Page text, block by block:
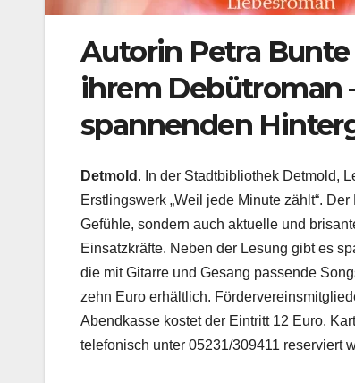
Autorin Petra
ihrem Debütroman
spannenden
Detmold . In der Stadtbibliothek Detmold,
Erstlingswerk „Weil jede Minute zählt“.
Gefühle, sondern auch aktuelle und
Einsatzkräfte. Neben der Lesung gibt es
die mit Gitarre und Gesang passende
zehn Euro erhältlich.
Abendkasse kostet der Eintritt 12 Euro.
telefonisch unter 05231/309411 reserviert